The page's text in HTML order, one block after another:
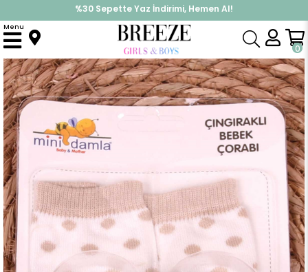
%30 Sepette Yaz İndirimi, Hemen Al!
İndirimlere ek %10 İndirimi Kap, Hemen Üye Ol!
0
Menu
Anasayfa Çorap Yenidoğan Çorap Çıngıraklı Puantiyeli Hayvancık Aksesuarlı Açık Kahverengi